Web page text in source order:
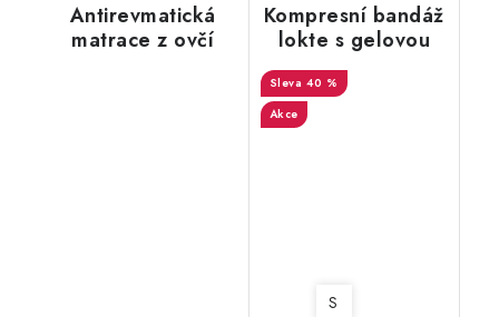
Antirevmatická
matrace z ovčí
Kompresní bandáž
lokte s gelovou
výztuží, modrá
40 %
Akce
S